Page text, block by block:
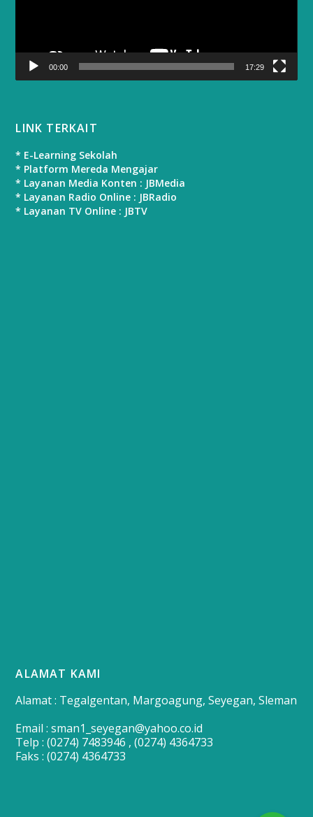
00:00 17:29
LINK TERKAIT
* E-Learning Sekolah
* Platform Mereda Mengajar
* Layanan Media Konten : JBMedia
* Layanan Radio Online : JBRadio
* Layanan TV Online : JBTV
ALAMAT KAMI
Alamat : Tegalgentan, Margoagung, Seyegan, Sleman
Email : sman1_seyegan@yahoo.co.id
Telp : (0274) 7483946 , (0274) 4364733
Faks : (0274) 4364733